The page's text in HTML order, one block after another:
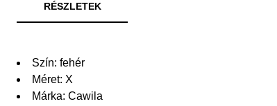
RÉSZLETEK
Szín: fehér
Méret: X
Márka: Cawila